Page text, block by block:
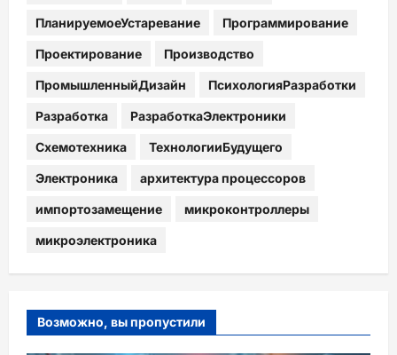
ПланируемоеУстаревание Программирование
Проектирование Производство
ПромышленныйДизайн ПсихологияРазработки
Разработка РазработкаЭлектроники
Схемотехника ТехнологииБудущего
Электроника архитектура процессоров
импортозамещение микроконтроллеры
микроэлектроника
Возможно, вы пропустили